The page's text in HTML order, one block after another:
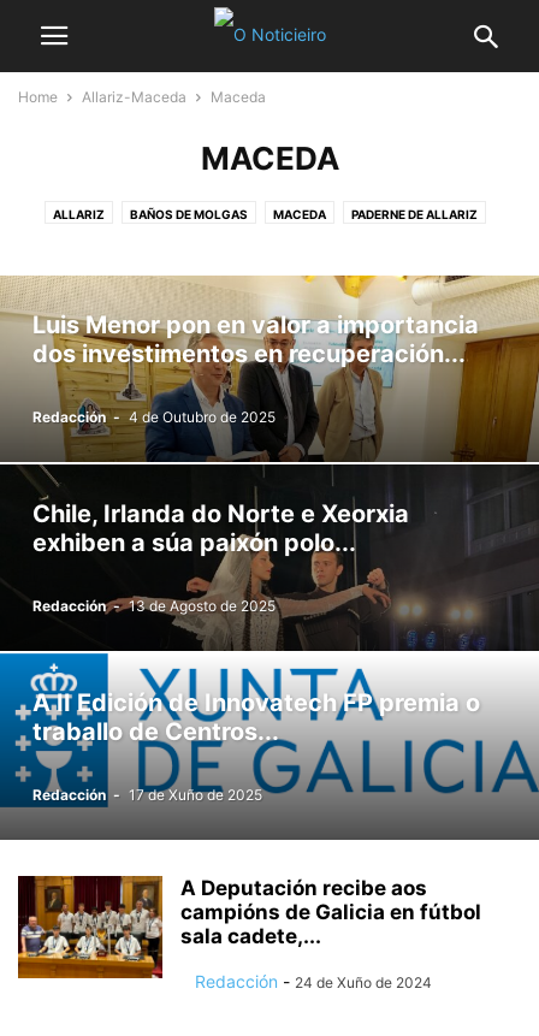
Home Allariz-Maceda Maceda
MACEDA
ALLARIZ BAÑOS DE MOLGAS MACEDA PADERNE DE ALLARIZ
Luis Menor pon en valor a importancia
dos investimentos en recuperación...
Redacción - 4 de Outubro de 2025
Chile, Irlanda do Norte e Xeorxia
exhiben a súa paixón polo...
Redacción - 13 de Agosto de 2025
A II Edición de Innovatech FP premia o
traballo de Centros...
Redacción - 17 de Xuño de 2025
A Deputación recibe aos
campións de Galicia en fútbol
sala cadete,...
Redacción - 24 de Xuño de 2024